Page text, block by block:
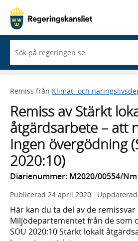
du
börjar
skriva
framträder
lista
med
sökförslag
Remiss från Klimat- och
Remiss av Stärkt
åtgärdsarbete – att
Ingen övergödning
2020:10)
Diarienummer: M2020/00554/Nm
Publicerad 24 april 2020 Uppdaterad
Här kan du ta del av de
Miljödepartementet från de som
SOU 2020:10 Stärkt lokalt